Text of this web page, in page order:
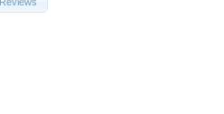
Reviews